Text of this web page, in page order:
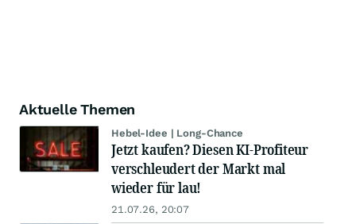
Aktuelle Themen
Hebel-Idee | Long-Chance
Jetzt kaufen? Diesen KI-Profiteur
verschleudert der Markt mal
wieder für lau!
21.07.26, 20:07